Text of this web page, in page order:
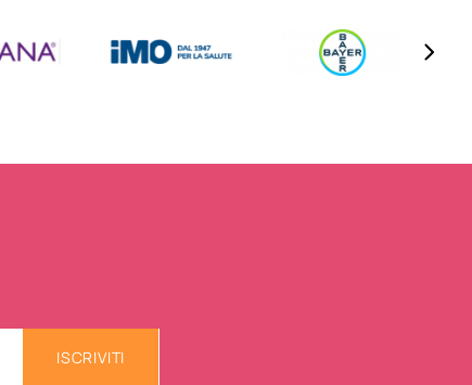
ISCRIVITI